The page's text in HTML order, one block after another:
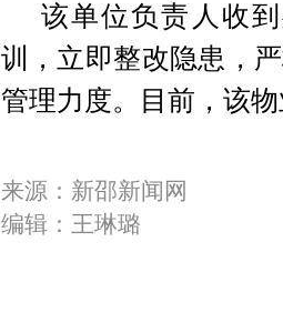
该单位负责人收
训，立即整改隐患，
管理力度。目前，该
来源：新邵新闻网
编辑：王琳璐